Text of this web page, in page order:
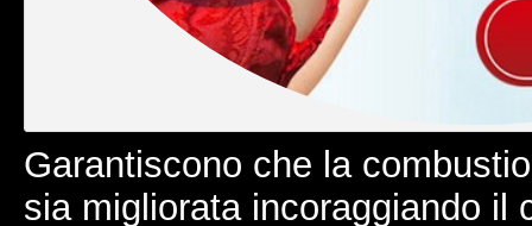
Garantiscono che la
sia migliorata incoraggiando il